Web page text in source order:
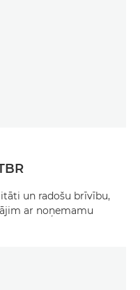
un radošu brīvību,
ar noņemamu